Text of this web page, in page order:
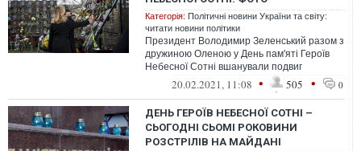
Категорія: Політичні новини України та світу:
читати новини політики
Президент Володимир Зеленський разом з
дружиною Оленою у День пам'яті Героїв
Небесної Сотні вшанували подвиг
учасників Революції гідності у Києві.
20.02.2021, 11:08 • 505 • 0
ДЕНЬ ГЕРОЇВ НЕБЕСНОЇ СОТНІ –
СЬОГОДНІ СЬОМІ РОКОВИНИ
РОЗСТРІЛІВ НА МАЙДАНІ